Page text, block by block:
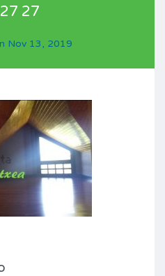
27
Nov 13, 2019